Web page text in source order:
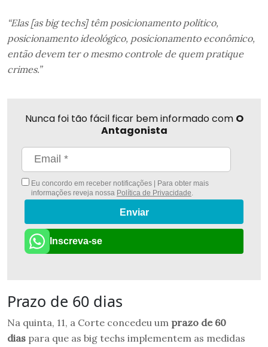
“Elas [as big techs] têm posicionamento político,
posicionamento ideológico, posicionamento econômico,
então devem ter o mesmo controle de quem pratique
crimes.”
Nunca foi tão fácil ficar bem informado com O
Antagonista
Eu concordo em receber notificações | Para obter mais
informações reveja nossa Política de Privacidade
Enviar
Inscreva-se
Prazo de 60 dias
Na quinta, 11, a Corte concedeu um prazo de 60
dias para que as big techs implementem as medidas